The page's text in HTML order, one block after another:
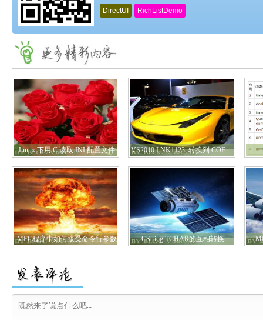
DirectUI RichListDemo
Linux 下用 C 读取 INI 配置文件 VS2010 LNK1123: 转换到 COFF 期间失败: 文件无效或损坏 的解决方法
MFC程序中如何接受命令行参数 CString TCHAR的互相转换